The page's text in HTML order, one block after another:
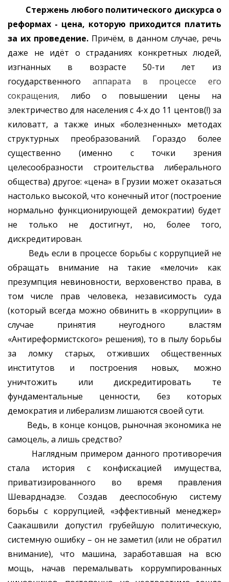
Стержень любого политического дискурса о
реформах - цена, которую приходится платить
за их проведение. Причём, в данном случае, речь
даже не идёт о страданиях конкретных людей,
изгнанных в возрасте 50-ти лет из
государственного аппарата в процессе его
сокращения, либо о повышении цены на
электричество для населения с 4-х до 11 центов(!) за
киловатт, а также иных «болезненных» методах
структурных преобразований. Гораздо более
существенно (именно с точки зрения
целесообразности строительства либерального
общества) другое: «цена» в Грузии может оказаться
настолько высокой, что конечный итог (построение
нормально функционирующей демократии) будет
не только не достигнут, но, более того,
дискредитирован.
Ведь если в процессе борьбы с коррупцией не
обращать внимание на такие «мелочи» как
презумпция невиновности, верховенство права, в
том числе прав человека, независимость суда
(который всегда можно обвинить в «коррупции» в
случае принятия неугодного властям
«Антиреформистского» решения), то в пылу борьбы
за ломку старых, отживших общественных
институтов и построения новых, можно
уничтожить или дискредитировать те
фундаментальные ценности, без которых
демократия и либерализм лишаются своей сути.
Ведь, в конце концов, рыночная экономика не
самоцель, а лишь средство?
Наглядным примером данного противоречия
стала история с конфискацией имущества,
приватизированного во время правления
Шеварднадзе. Создав дееспособную систему
борьбы с коррупцией, «эффективный менеджер»
Саакашвили допустил грубейшую политическую,
системную ошибку – он не заметил (или не обратил
внимание), что машина, заработавшая на всю
мощь, начав перемалывать коррумпированных